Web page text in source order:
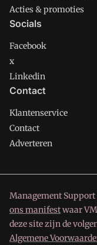
Acties & promoties
Socials
Facebook
x
Linkedin
Contact
Klantenservice
Contact
Adverteren
Management Support
ons manifestwaar
deze site zijn de
Algemene